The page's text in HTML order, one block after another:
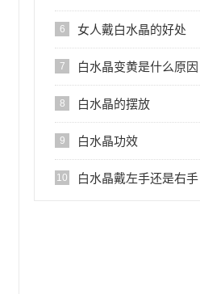
作用
6 女人戴白水晶的好处
7 白水晶变黄是什么原因
8 白水晶的摆放
9 白水晶功效
10 白水晶戴左手还是右手